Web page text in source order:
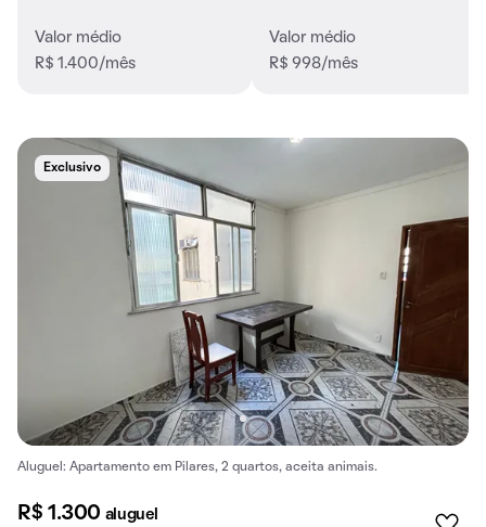
Valor médio
R$ 1.400/mês
Valor médio
R$ 998/mês
Exclusivo
Aluguel: Apartamento em Pilares, 2 quartos, aceita animais.
R$ 1.300 aluguel